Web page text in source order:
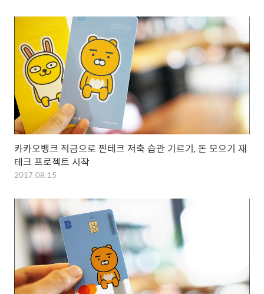
카카오뱅크 적금으로 짠테크 저축 습관 기르기, 돈 모으기 재
테크 프로젝트 시작
2017.08.15